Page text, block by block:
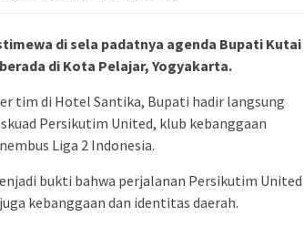
di sela padatnya agenda Bupati Kutai
di Kota Pelajar, Yogyakarta.
tim di Hotel Santika, Bupati hadir langsung
Persikutim United, klub kebanggaan
Liga 2 Indonesia.
bukti bahwa perjalanan Persikutim United
kebanggaan dan identitas daerah.